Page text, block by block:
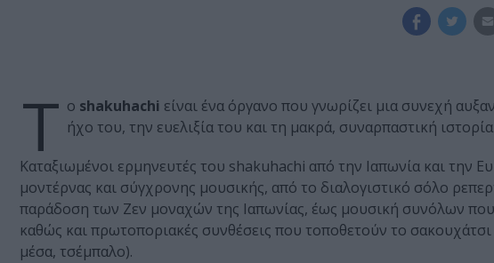
Τ ο shakuhachi είναι ένα όργανο που γνωρίζει μια συνεχή
ήχο του, την ευελιξία του και τη μακρά, συναρπαστική
Καταξιωμένοι ερμηνευτές του shakuhachi από την Ιαπωνία και
μοντέρνας και σύγχρονης μουσικής, από το διαλογιστικό σόλο
παράδοση των Ζεν μοναχών της Ιαπωνίας, έως μουσική συνόλων
καθώς και πρωτοποριακές συνθέσεις που τοποθετούν το
μέσα, τσέμπαλο).